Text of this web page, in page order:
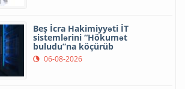
Beş İcra Hakimiyyəti İT
sistemlərini “Hökumət
buludu”na köçürüb
06-08-2026